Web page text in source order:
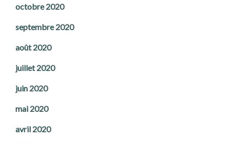
octobre 2020
septembre 2020
août 2020
juillet 2020
juin 2020
mai 2020
avril 2020